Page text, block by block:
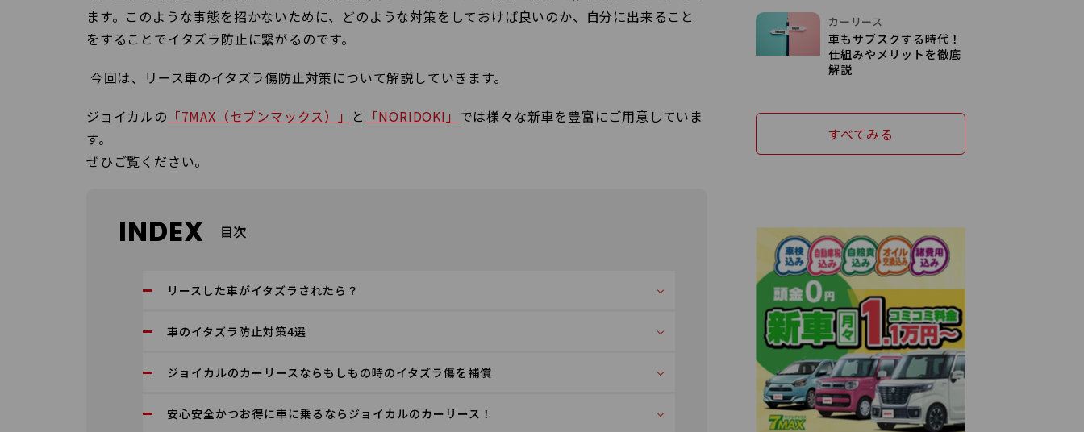
ます。このような事態を招かないために、どのような対策をしておけば良いのか、自分に出来ること
をすることでイタズラ防止に繋がるのです。
今回は、リース車のイタズラ傷防止対策について解説していきます。
ジョイカルの 「7MAX（セブンマックス）」 と 「NORIDOKI」 では様々な新車を豊富にご用意していま
す。
ぜひご覧ください。
INDEX 目次
リースした車がイタズラされたら？
車のイタズラ防止対策4選
ジョイカルのカーリースならもしもの時のイタズラ傷を補償
安心安全かつお得に車に乗るならジョイカルのカーリース！
カーリース
車もサブスクする時代！
仕組みやメリットを徹底
解説
すべてみる